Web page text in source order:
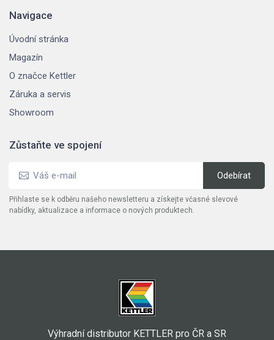
Navigace
Úvodní stránka
Magazín
O značce Kettler
Záruka a servis
Showroom
Zůstaňte ve spojení
Přihlaste se k odběru našeho newsletteru a získejte včasné slevové
nabídky, aktualizace a informace o nových produktech.
Výhradní distributor KETTLER pro ČR a SR